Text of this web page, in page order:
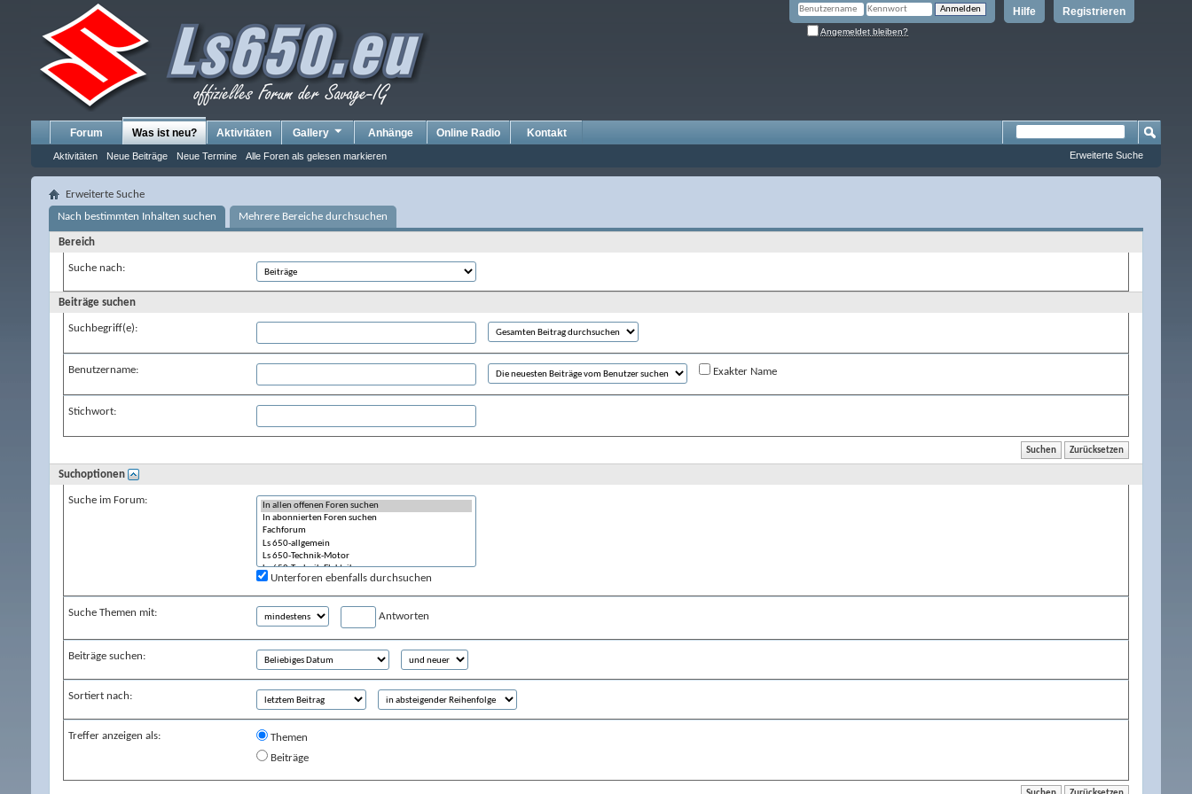
Registrieren
Hilfe
Angemeldet bleiben?
Forum Was ist neu?
Aktivitäten Neue Beiträge Neue Termine Alle Foren als gelesen markieren
Aktivitäten Gallery Anhänge Online Radio Kontakt
Erweiterte Suche
Erweiterte Suche
Nach bestimmten Inhalten suchen
Mehrere Bereiche durchsuchen
Bereich
Suche nach:
Beiträge suchen
Suchbegriff(e):
Benutzername: Exakter Name
Stichwort:
Suchoptionen
Suche im Forum:
Unterforen ebenfalls durchsuchen
Suche Themen mit: Antworten
Beiträge suchen:
Sortiert nach:
Treffer anzeigen als:
Themen
Beiträge